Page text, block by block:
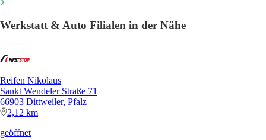
Werkstatt & Auto Filialen in der Nähe
Reifen Nikolaus
Sankt Wendeler Straße 71
66903 Dittweiler, Pfalz
2,12 km
geöffnet